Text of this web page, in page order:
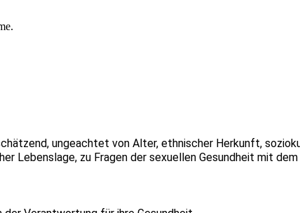
ungeachtet von Alter, ethnischer Herkunft,
Lebenslage, zu Fragen der sexuellen Gesundheit mit